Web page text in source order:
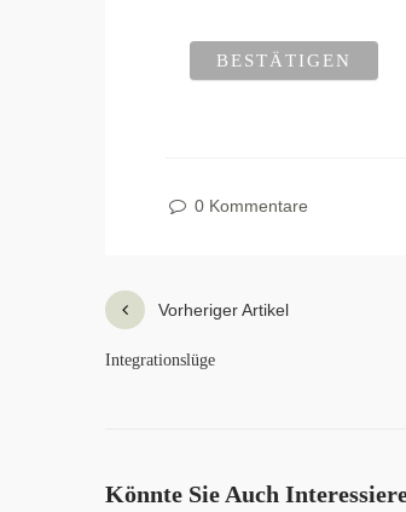
0 Kommentare
Vorheriger Artikel
Integrationslüge
Könnte Sie Auch